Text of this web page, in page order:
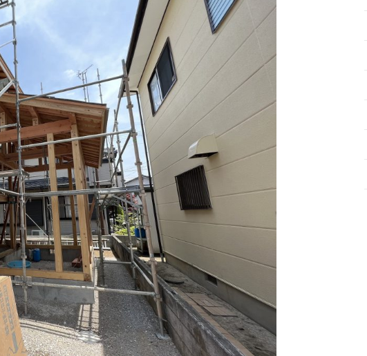
ル